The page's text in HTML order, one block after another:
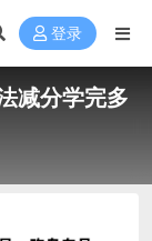
登录
减分学完多